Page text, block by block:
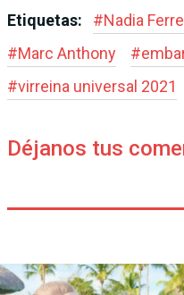
Etiquetas: #Nadia
#Marc Anthony #
#virreina universal 2021
Déjanos tus